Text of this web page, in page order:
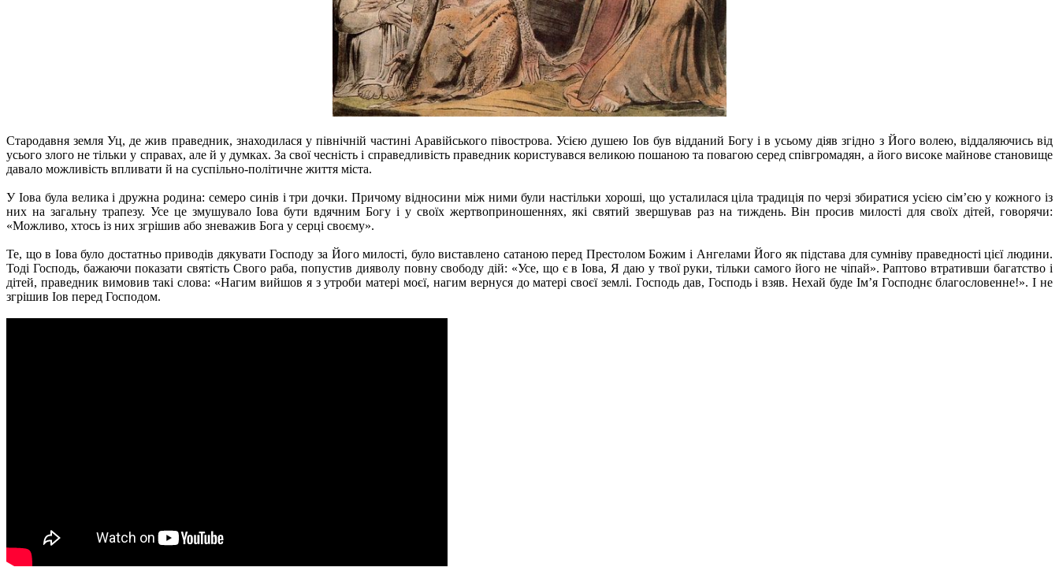
Стародавня земля Уц, де жив праведник, знаходилася у північній частині Аравійського півострова. Усією душею Іов був відданий Богу і в усьому діяв згідно з Його волею, віддаляючись від
усього злого не тільки у справах, але й у думках. За свої чесність і справедливість праведник користувався великою пошаною та повагою серед співгромадян, а його високе майнове становище
давало можливість впливати й на суспільно-політичне життя міста.
У Іова була велика і дружна родина: семеро синів і три дочки. Причому відносини між ними були настільки хороші, що усталилася ціла традиція по черзі збиратися усією сім’єю у кожного із
них на загальну трапезу. Усе це змушувало Іова бути вдячним Богу і у своїх жертвоприношеннях, які святий звершував раз на тиждень. Він просив милості для своїх дітей, говорячи:
«Можливо, хтось із них згрішив або зневажив Бога у серці своєму».
Те, що в Іова було достатньо приводів дякувати Господу за Його милості, було виставлено сатаною перед Престолом Божим і Ангелами Його як підстава для сумніву праведності цієї людини.
Тоді Господь, бажаючи показати святість Свого раба, попустив дияволу повну свободу дій: «Усе, що є в Іова, Я даю у твої руки, тільки самого його не чіпай». Раптово втративши багатство і
дітей, праведник вимовив такі слова: «Нагим вийшов я з утроби матері моєї, нагим вернуся до матері своєї землі. Господь дав, Господь і взяв. Нехай буде Ім’я Господнє благословенне!». І не
згрішив Іов перед Господом.